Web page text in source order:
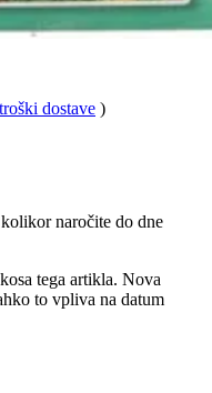
dostave )
naročite do dne
tega artikla. Nova
to vpliva na datum